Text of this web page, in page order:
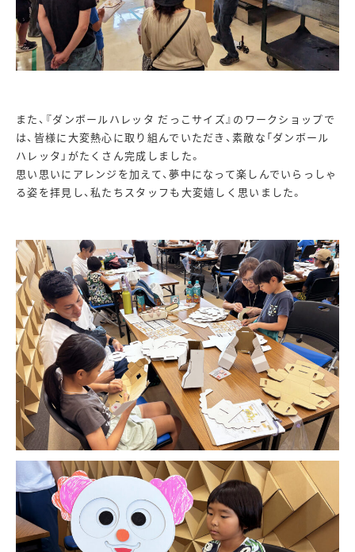
また、『ダンボールハレッタ だっこサイズ』のワークショップで
は、皆様に大変熱心に取り組んでいただき、素敵な「ダンボール
ハレッタ」がたくさん完成しました。
思い思いにアレンジを加えて、夢中になって楽しんでいらっしゃ
る姿を拝見し、私たちスタッフも大変嬉しく思いました。